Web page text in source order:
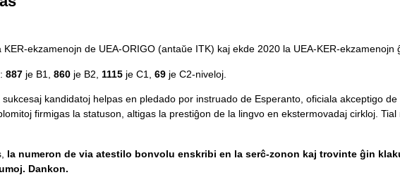
KER-ekzamenojn de UEA-ORIGO (antaŭe ITK) kaj ekde 2020 la UEA-KER-ekzamenojn
887je B1, 860je B2, 1115je C1, 69je C2-niveloj.
sukcesaj kandidatoj helpas en pledado por instruado de Esperanto, oficiala akceptigo
firmigas la statuson, altigas la prestiĝon de la lingvo en ekstermovadaj cirkloj.
la numeron de via atestilo bonvolu enskribi en la serĉ-zonon kaj trovinte ĝin
Dankon.